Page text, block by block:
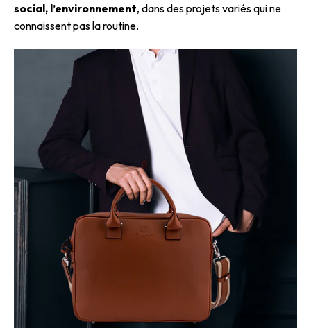
social, l’environnement, dans des projets variés qui ne
connaissent pas la routine.